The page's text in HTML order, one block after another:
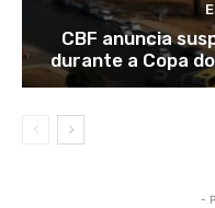
CBF anuncia
durante a Copa
-